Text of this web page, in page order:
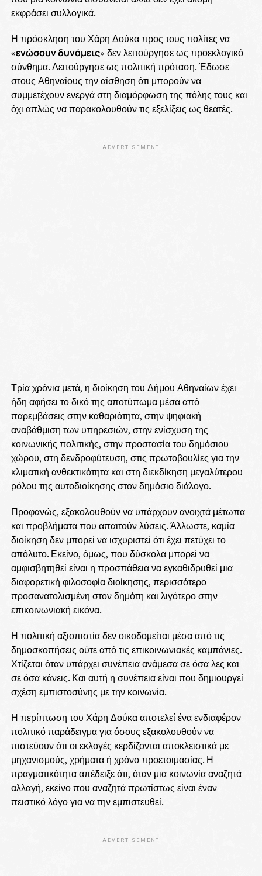
εκφράσει συλλογικά.
Η πρόσκληση του Χάρη Δούκα προς τους πολίτες να
«ενώσουν δυνάμεις» δεν λειτούργησε ως προεκλογικό
σύνθημα. Λειτούργησε ως πολιτική πρόταση. Έδωσε
στους Αθηναίους την αίσθηση ότι μπορούν να
συμμετέχουν ενεργά στη διαμόρφωση της πόλης τους και
όχι απλώς να παρακολουθούν τις εξελίξεις ως θεατές.
ADVERTISEMENT
Τρία χρόνια μετά, η διοίκηση του Δήμου Αθηναίων έχει
ήδη αφήσει το δικό της αποτύπωμα μέσα από
παρεμβάσεις στην καθαριότητα, στην ψηφιακή
αναβάθμιση των υπηρεσιών, στην ενίσχυση της
κοινωνικής πολιτικής, στην προστασία του δημόσιου
χώρου, στη δενδροφύτευση, στις πρωτοβουλίες για την
κλιματική ανθεκτικότητα και στη διεκδίκηση μεγαλύτερου
ρόλου της αυτοδιοίκησης στον δημόσιο διάλογο.
Προφανώς, εξακολουθούν να υπάρχουν ανοιχτά μέτωπα
και προβλήματα που απαιτούν λύσεις. Άλλωστε, καμία
διοίκηση δεν μπορεί να ισχυριστεί ότι έχει πετύχει το
απόλυτο. Εκείνο, όμως, που δύσκολα μπορεί να
αμφισβητηθεί είναι η προσπάθεια να εγκαθιδρυθεί μια
διαφορετική φιλοσοφία διοίκησης, περισσότερο
προσανατολισμένη στον δημότη και λιγότερο στην
επικοινωνιακή εικόνα.
Η πολιτική αξιοπιστία δεν οικοδομείται μέσα από τις
δημοσκοπήσεις ούτε από τις επικοινωνιακές καμπάνιες.
Χτίζεται όταν υπάρχει συνέπεια ανάμεσα σε όσα λες και
σε όσα κάνεις. Και αυτή η συνέπεια είναι που δημιουργεί
σχέση εμπιστοσύνης με την κοινωνία.
Η περίπτωση του Χάρη Δούκα αποτελεί ένα ενδιαφέρον
πολιτικό παράδειγμα για όσους εξακολουθούν να
πιστεύουν ότι οι εκλογές κερδίζονται αποκλειστικά με
μηχανισμούς, χρήματα ή χρόνο προετοιμασίας. Η
πραγματικότητα απέδειξε ότι, όταν μια κοινωνία αναζητά
αλλαγή, εκείνο που αναζητά πρωτίστως είναι έναν
πειστικό λόγο για να την εμπιστευθεί.
ADVERTISEMENT